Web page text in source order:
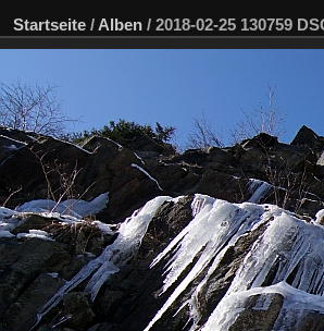
Startseite / Alben / 2018-02-25 130759